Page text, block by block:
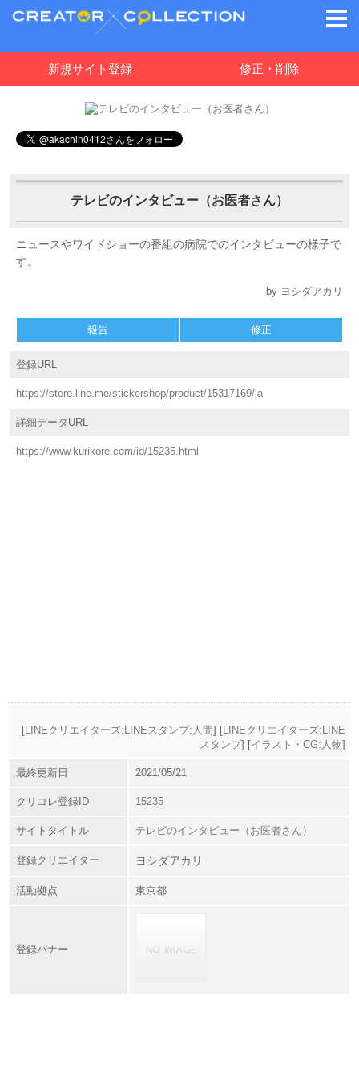
新規サイト登録 修正・削除
テレビのインタビュー（お医者さん）
ニュースやワイドショーの番組の病院でのインタビューの様子で
す。
by ヨシダアカリ
報告 修正
登録URL
https://store.line.me/stickershop/product/15317169/ja
詳細データURL
https://www.kurikore.com/id/15235.html
[LINEクリエイターズ:LINEスタンプ:人間] [LINEクリエイターズ:LINE
スタンプ] [イラスト・CG:人物]
最終更新日 2021/05/21
クリコレ登録ID 15235
サイトタイトル テレビのインタビュー（お医者さん）
登録クリエイター ヨシダアカリ
活動拠点 東京都
登録バナー